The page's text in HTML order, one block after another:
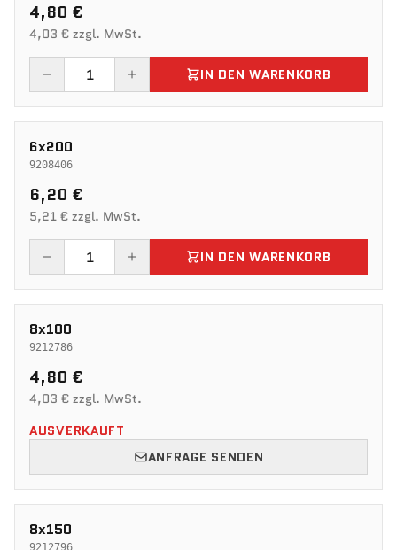
4,80 €
4,03 € zzgl. MwSt.
IN DEN WARENKORB
6x200
9208406
6,20 €
5,21 € zzgl. MwSt.
IN DEN WARENKORB
8x100
9212786
4,80 €
4,03 € zzgl. MwSt.
AUSVERKAUFT
ANFRAGE SENDEN
8x150
9212796